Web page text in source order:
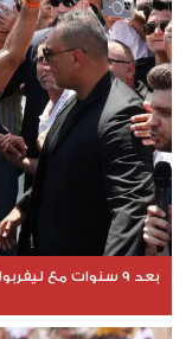
بعد 9 سنوات مع ليفربول.. محمد صلاح يحط رحاله في تركيا